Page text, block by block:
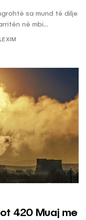
sa mund të dilje
në mbi...
420 Muaj me